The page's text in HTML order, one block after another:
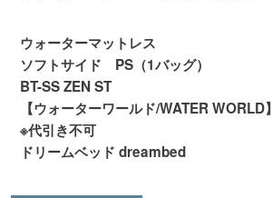
ウォーターマットレス
ソフトサイド PS（1バッグ）
BT-SS ZEN ST
【ウォーターワールド/WATER WORLD】
※代引き不可
ドリームベッド dreambed